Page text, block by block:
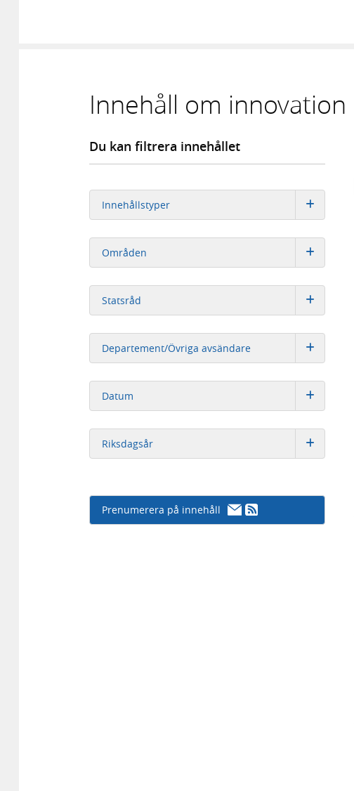
Innehåll om innovation
Du kan filtrera innehållet
Innehållstyper
Områden
Statsråd
Departement/Övriga avsändare
Datum
Riksdagsår
Prenumerera på innehåll